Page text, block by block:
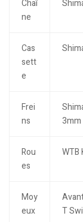
Chaî
ne
Cas
sett
e
Frei
ns
3mm
Rou
es
WTB
Moy
eux
T